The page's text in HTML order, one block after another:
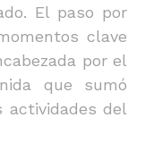
El paso por
clave
por el
que sumó
actividades del